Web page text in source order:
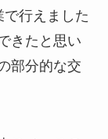
行えました
きたと思い
部分的な交